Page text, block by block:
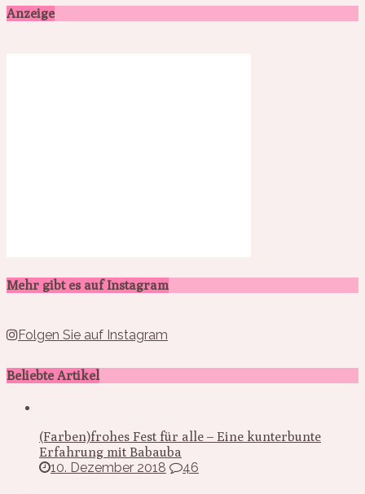
Anzeige
Mehr gibt es auf Instagram
Folgen Sie auf Instagram
Beliebte Artikel
(Farben)frohes Fest für alle – Eine kunterbunte
Erfahrung mit Babauba
10. Dezember 2018
46